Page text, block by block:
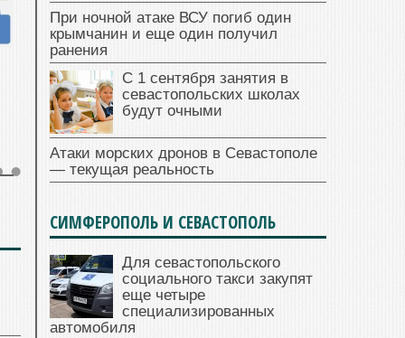
При ночной атаке ВСУ погиб один
крымчанин и еще один получил
ранения
С 1 сентября занятия в
севастопольских школах
будут очными
Атаки морских дронов в Севастополе
— текущая реальность
СИМФЕРОПОЛЬ И СЕВАСТОПОЛЬ
Для севастопольского
социального такси закупят
еще четыре
специализированных
автомобиля